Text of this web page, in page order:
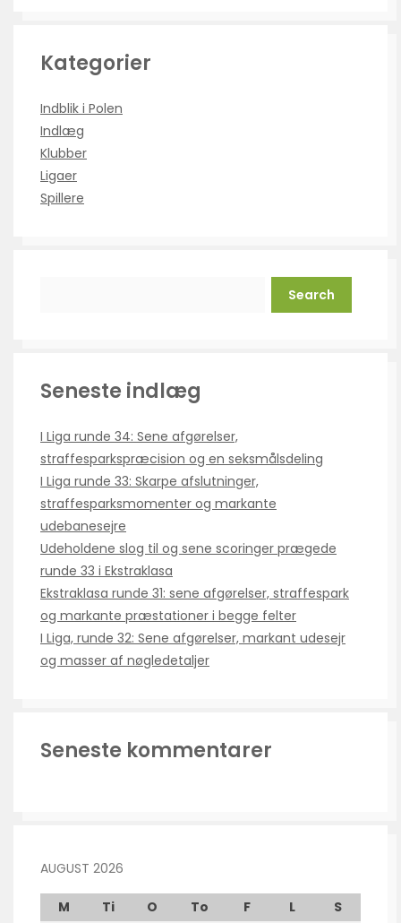
Kategorier
Indblik i Polen
Indlæg
Klubber
Ligaer
Spillere
Seneste indlæg
I Liga runde 34: Sene afgørelser,
straffesparkspræcision og en seksmålsdeling
I Liga runde 33: Skarpe afslutninger,
straffesparksmomenter og markante
udebanesejre
Udeholdene slog til og sene scoringer prægede
runde 33 i Ekstraklasa
Ekstraklasa runde 31: sene afgørelser, straffespark
og markante præstationer i begge felter
I Liga, runde 32: Sene afgørelser, markant udesejr
og masser af nøgledetaljer
Seneste kommentarer
AUGUST 2026
M Ti O To F L
S